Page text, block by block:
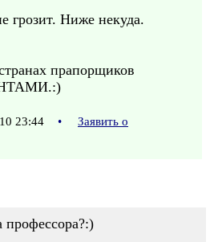
грозит. Ниже некуда.
прапорщиков
23:44 •
Заявить о
профессора?:)